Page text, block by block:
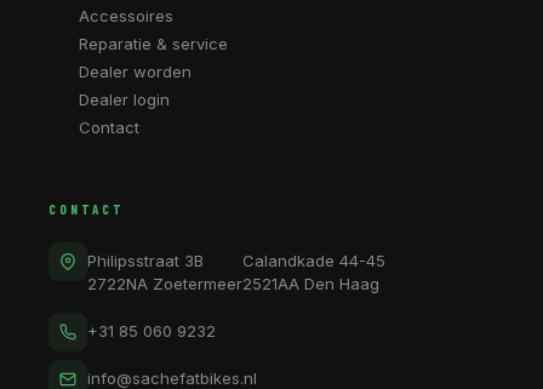
Accessoires
Reparatie & service
Dealer worden
Dealer login
Contact
CONTACT
Philipsstraat 3B
2722NA Zoetermeer
Calandkade 44-45
2521AA Den Haag
+31 85 060 9232
info@sachefatbikes.nl